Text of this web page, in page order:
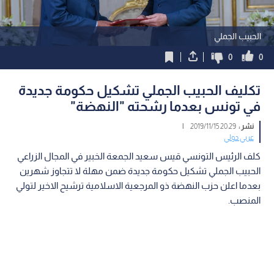
الحبيب الجملي
0
0
تكليف الحبيب الجملي تشكيل حكومة جديدة
في تونس بعدما رشحته "النهضة"
نشر :20:29 2019/11/15
|
عربي دولي
كلف الرئيس التونسي قيس سعيد الجمعة الخبير في المجال الزراعي
الحبيب الجملي تشكيل حكومة جديدة ضمن مهلة لا تتجاوز شهرين
بعدما اعلن حزب النهضة ذو المرجعية الاسلامية ترشيح الاخير لتولي
المنصب.